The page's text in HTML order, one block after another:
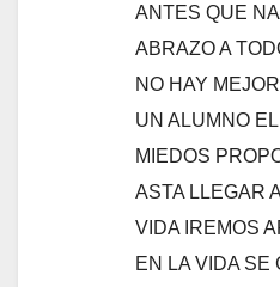
ANTES QUE
ABRAZO A
NO HAY
UN ALUMNO
MIEDOS
ASTA LLEGAR
VIDA IREMOS
EN LA VIDA SE